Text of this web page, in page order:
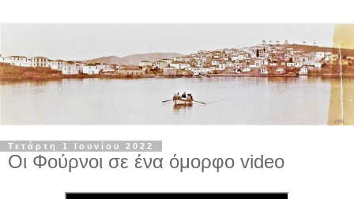
Τετάρτη 1 Ιουνίου 2022
Οι Φούρνοι σε ένα όμορφο video